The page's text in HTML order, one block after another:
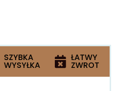
SZYBKA
WYSYŁKA
ŁATWY
ZWROT